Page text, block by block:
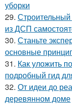
уборки
29. Строительный
из ДСП
30. Станьте
основные
31. Как уложить
подробный гид
32. От идеи до
деревянном доме